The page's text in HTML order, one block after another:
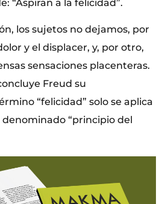
“Aspiran a la felicidad”.
los sujetos no dejamos, por
y el displacer, y, por otro,
sensaciones placenteras.
Freud su
“felicidad” solo se aplica
“principio del